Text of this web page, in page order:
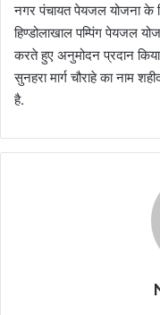
नगर पंचायत पेयजल योजना के
हिण्डोलाखाल पम्पिंग पेयजल
करते हुए अनुमोदन प्रदान किया
सुनहरा मार्ग चौराहे का नाम
है.